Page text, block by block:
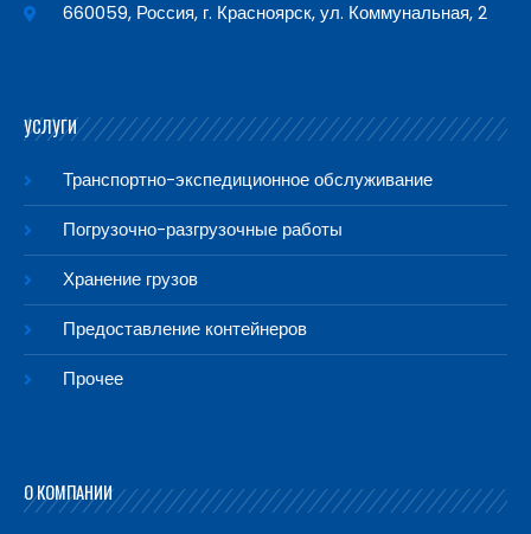
660059, Россия, г. Красноярск, ул. Коммунальная, 2
УСЛУГИ
Транспортно-экспедиционное обслуживание
Погрузочно-разгрузочные работы
Хранение грузов
Предоставление контейнеров
Прочее
О КОМПАНИИ